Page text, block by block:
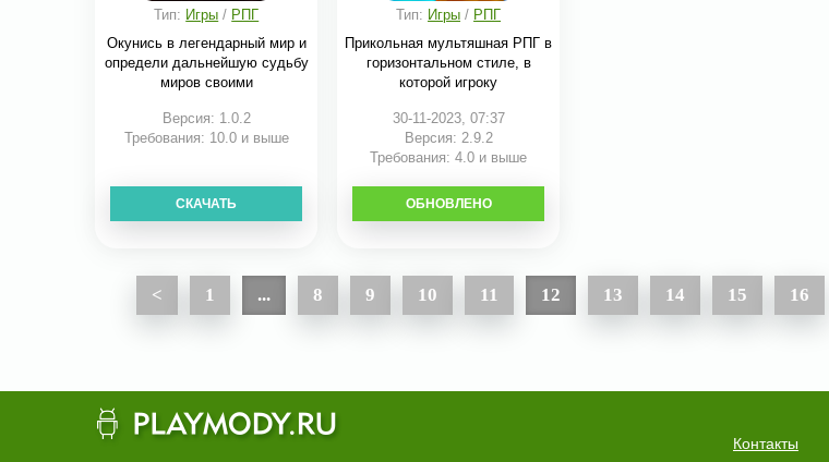
Тип: Игры / РПГ
Окунись в легендарный мир и
определи дальнейшую судьбу
миров своими
Версия: 1.0.2
Требования: 10.0 и выше
СКАЧАТЬ
Тип: Игры / РПГ
Прикольная мультяшная РПГ в
горизонтальном стиле, в
которой игроку
30-11-2023, 07:37
Версия: 2.9.2
Требования: 4.0 и выше
СКАЧАТЬ
ОБНОВЛЕНО
< 1 ... 8 9 10 11 12 13 14 15 16
Контакты